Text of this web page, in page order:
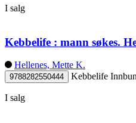
I salg
Kebbelife : mann søkes.
Hellenes, Mette K.
9788282550444 Kebbelife
I salg